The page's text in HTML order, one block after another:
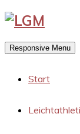
Responsive Menu
Start